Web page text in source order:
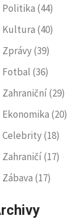
Politika (44)
Kultura (40)
Zprávy(39)
Fotbal (36)
Zahraniční(29)
Ekonomika (20)
Celebrity(18)
Zahraničí(17)
Zábava (17)